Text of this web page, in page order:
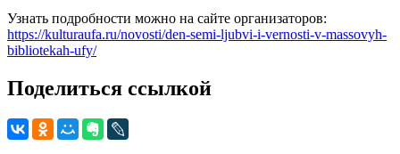
Узнать подробности можно на сайте организаторов:
https://kulturaufa.ru/novosti/den-semi-ljubvi-i-vernosti-v-massovyh-
bibliotekah-ufy/
Поделиться ссылкой